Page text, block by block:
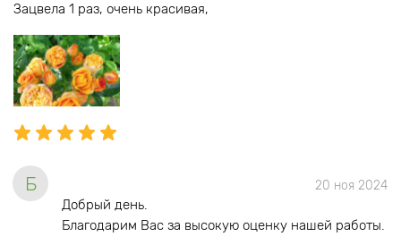
Зацвела 1 раз, очень красивая,
Б 20 ноя 2024
Добрый день.
Благодарим Вас за высокую оценку нашей работы.